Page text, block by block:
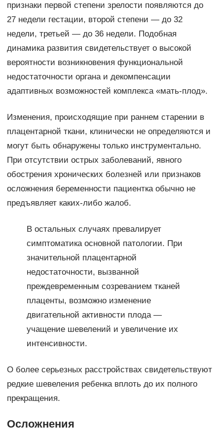
признаки первой степени зрелости появляются до
27 недели гестации, второй степени — до 32
недели, третьей — до 36 недели. Подобная
динамика развития свидетельствует о высокой
вероятности возникновения функциональной
недостаточности органа и декомпенсации
адаптивных возможностей комплекса «мать-плод».
Изменения, происходящие при раннем старении в
плацентарной ткани, клинически не определяются и
могут быть обнаружены только инструментально.
При отсутствии острых заболеваний, явного
обострения хронических болезней или признаков
осложнения беременности пациентка обычно не
предъявляет каких-либо жалоб.
В остальных случаях превалирует
симптоматика основной патологии. При
значительной плацентарной
недостаточности, вызванной
преждевременным созреванием тканей
плаценты, возможно изменение
двигательной активности плода —
учащение шевелений и увеличение их
интенсивности.
О более серьезных расстройствах свидетельствуют
редкие шевеления ребенка вплоть до их полного
прекращения.
Осложнения